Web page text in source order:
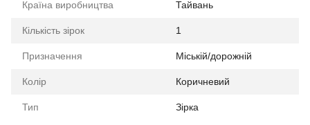
Країна виробництва Тайвань
Кількість зірок 1
Призначення Міській/дорожній
Колір Коричневий
Тип Зірка